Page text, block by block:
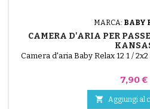
MARCA: BABY
CAMERA D'ARIA PER
Camera d'aria Baby Relax 12 1 /
Prezzo
7,90 €
 Aggiungi al